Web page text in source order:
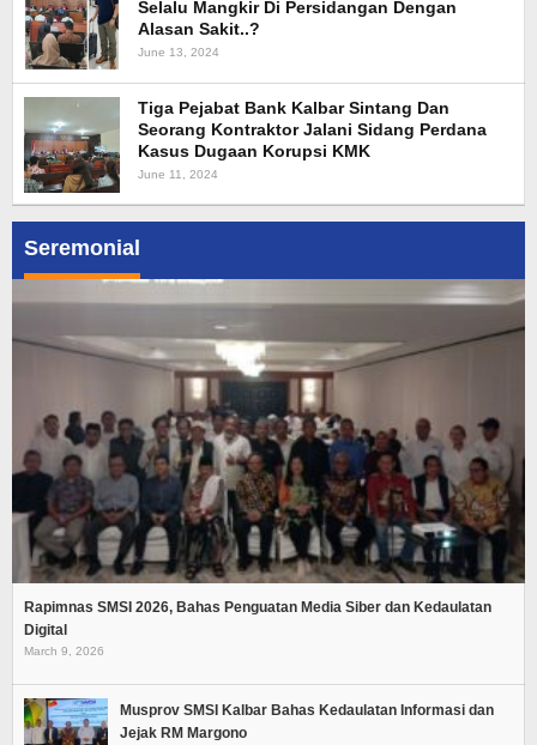
Seremonial
Rapimnas SMSI 2026, Bahas Penguatan Media Siber dan Kedaulatan
Digital
March 9, 2026
Musprov SMSI Kalbar Bahas Kedaulatan Informasi dan
Jejak RM Margono
Selalu Mangkir Di Persidangan Dengan
Alasan Sakit..?
June 13, 2024
Tiga Pejabat Bank Kalbar Sintang Dan
Seorang Kontraktor Jalani Sidang Perdana
Kasus Dugaan Korupsi KMK
June 11, 2024